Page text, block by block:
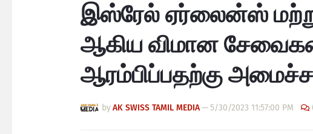
இஸ்ரேல் ஏர்லைன்ஸ்
ஆகிய விமான
ஆரம்பிப்பதற்கு
byAK SWISS TAMIL MEDIA—5/30/2023 11:57:00 PM